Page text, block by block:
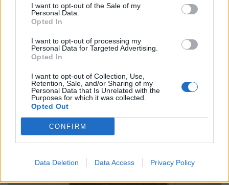
I want to opt-out of the Sale of my
Personal Data.
Opted In
I want to opt-out of processing my
Personal Data for Targeted Advertising.
Opted In
I want to opt-out of Collection, Use,
Retention, Sale, and/or Sharing of my
Personal Data that Is Unrelated with the
Purposes for which it was collected.
Opted Out
CONFIRM
Data Deletion Data Access Privacy Policy
4 luglio Giappone v Italia
11 luglio Nuova Zelanda v Italia
18 luglio Australia v Italia
6/8 novembre Italia v Sudafrica
21 novembre Italia v Fiji
27/29 novembre – Finali Nations Championship
2026